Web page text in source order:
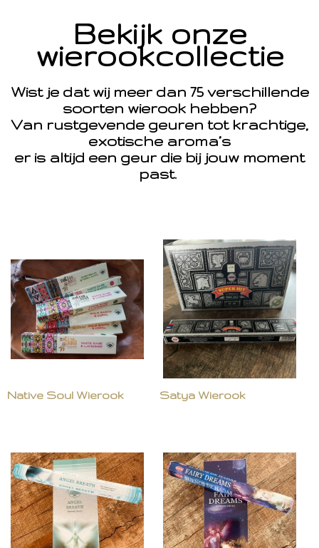
Bekijk onze
wierookcollectie
Wist je dat wij meer dan 75 verschillende
soorten wierook hebben?
Van rustgevende geuren tot krachtige,
exotische aroma’s
er is altijd een geur die bij jouw moment
past.
Native Soul Wierook Satya Wierook